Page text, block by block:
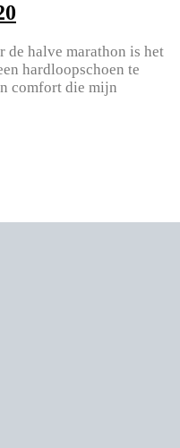
de halve marathon is het
hardloopschoen te
comfort die mijn